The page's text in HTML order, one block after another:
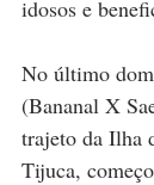
idosos e
No último
(Bananal X
trajeto da Ilha
Tijuca,